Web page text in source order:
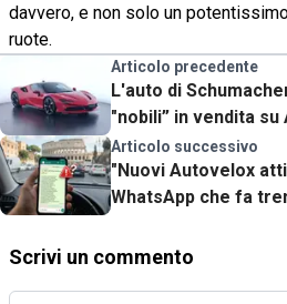
davvero, e non solo un
ruote.
Articolo precedente
L'auto di
"nobili” in vendita
e quanto costano
Articolo successivo
"Nuovi Autovelox
WhatsApp che fa
Scrivi un commento